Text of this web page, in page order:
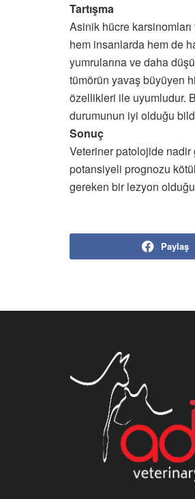
Tartışma
Asinik hücre
hem insanlarda hem de
yumrularına ve daha
tümörün yavaş büyüyen
özellikleri ile uyumludur.
durumunun iyi olduğu
Sonuç
Veteriner patolojide
potansiyeli prognozu
gereken bir lezyon olduğu
Paylaş